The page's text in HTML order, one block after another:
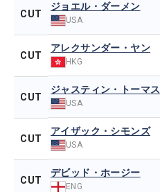
CUT
ジョエル・ダーメン
USA
CUT
アレクサンダー・ヤン
HKG
CUT
ジャスティン・トーマス
USA
CUT
アイザック・シモンズ
USA
CUT
デビッド・ホージー
ENG